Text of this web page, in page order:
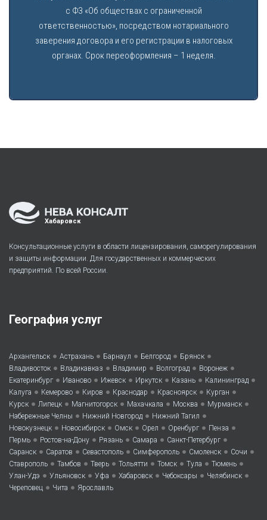
с ФЗ «Об обществах с ограниченной
ответственностью», посредством нотариального
заверения договора и его регистрации в налоговых
органах. Срок переоформления – 1 неделя.
Хабаровск
Консультационные услуги в области лицензирования, саморегулирования
и защиты информации. Для государственных и коммерческих
предприятий. По всей России.
География услуг
Архангельск • Астрахань • Барнаул • Белгород • Брянск •
Владивосток • Владикавказ • Владимир • Волгоград • Воронеж •
Екатеринбург • Иваново • Ижевск • Иркутск • Казань • Калининград •
Калуга • Кемерово • Киров • Краснодар • Красноярск • Курган •
Курск • Липецк • Магнитогорск • Махачкала • Москва • Мурманск •
Набережные Челны • Нижний Новгород • Нижний Тагил •
Новокузнецк • Новосибирск • Омск • Орел • Оренбург • Пенза •
Пермь • Ростов-на-Дону • Рязань • Самара • Санкт-Петербург •
Саранск • Саратов • Севастополь • Симферополь • Смоленск • Сочи •
Ставрополь • Тамбов • Тверь • Тольятти • Томск • Тула • Тюмень •
Улан-Удэ • Ульяновск • Уфа • Хабаровск • Чебоксары • Челябинск •
Череповец • Чита • Ярославль